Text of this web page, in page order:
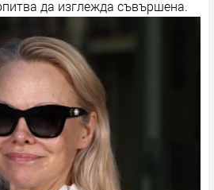
да изглежда съвършена.